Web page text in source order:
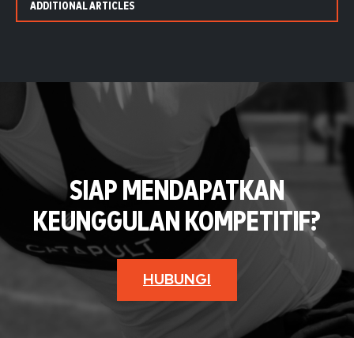
ADDITIONAL ARTICLES
SIAP MENDAPATKAN
KEUNGGULAN KOMPETITIF?
HUBUNGI